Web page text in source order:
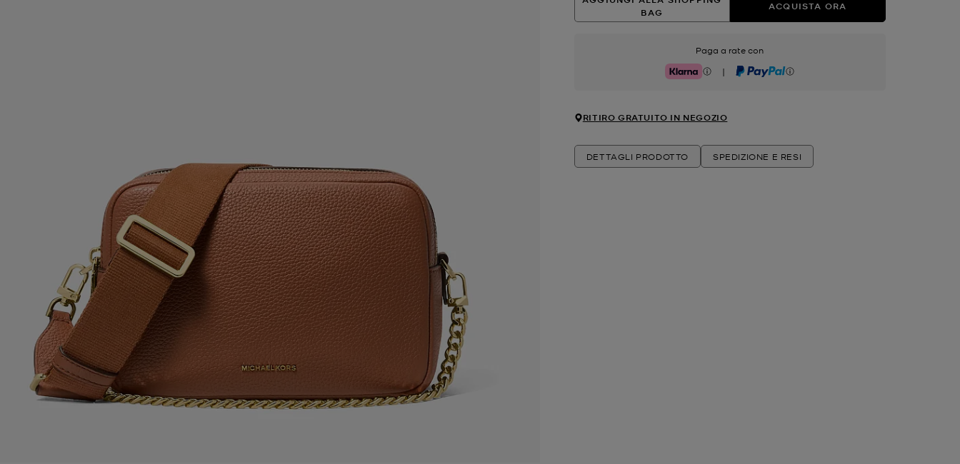
BAG
ACQUISTA ORA
Paga a rate con
Klarna | PayPal
RITIRO GRATUITO IN NEGOZIO
DETTAGLI PRODOTTO SPEDIZIONE E RESI